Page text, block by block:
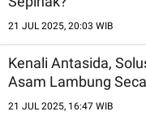
21 JUL 2025, 20:03 WIB
Kenali Antasida,
Asam Lambung
21 JUL 2025, 16:47 WIB